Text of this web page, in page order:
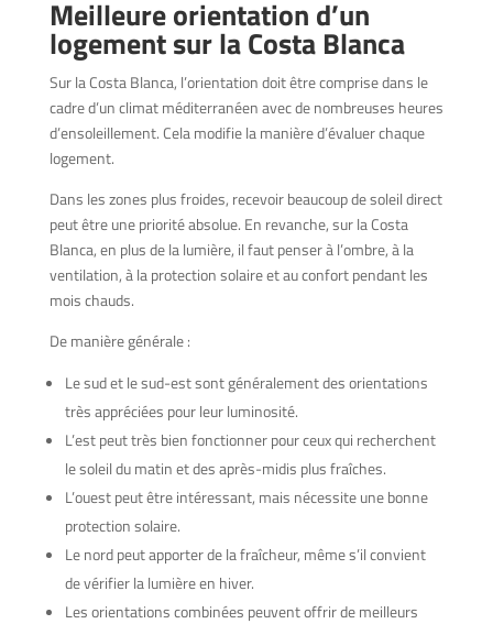
Meilleure orientation d’un
logement sur la Costa Blanca
Sur la Costa Blanca, l’orientation doit être comprise dans le
cadre d’un climat méditerranéen avec de nombreuses heures
d’ensoleillement. Cela modifie la manière d’évaluer chaque
logement.
Dans les zones plus froides, recevoir beaucoup de soleil direct
peut être une priorité absolue. En revanche, sur la Costa
Blanca, en plus de la lumière, il faut penser à l’ombre, à la
ventilation, à la protection solaire et au confort pendant les
mois chauds.
De manière générale :
Le sud et le sud-est sont généralement des orientations
très appréciées pour leur luminosité.
L’est peut très bien fonctionner pour ceux qui recherchent
le soleil du matin et des après-midis plus fraîches.
L’ouest peut être intéressant, mais nécessite une bonne
protection solaire.
Le nord peut apporter de la fraîcheur, même s’il convient
de vérifier la lumière en hiver.
Les orientations combinées peuvent offrir de meilleurs